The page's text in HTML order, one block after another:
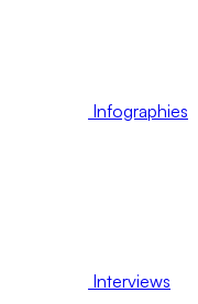
Infographies
Interviews